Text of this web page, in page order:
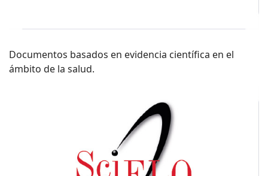
Documentos basados en evidencia científica en el
ámbito de la salud.